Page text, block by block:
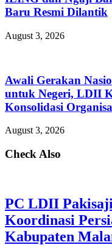
Baru Resmi Dilantik
August 3, 2026
Awali Gerakan
untuk Negeri, LDII
Konsolidasi
August 3, 2026
Check Also
PC LDII
Koordinasi
Kabupaten